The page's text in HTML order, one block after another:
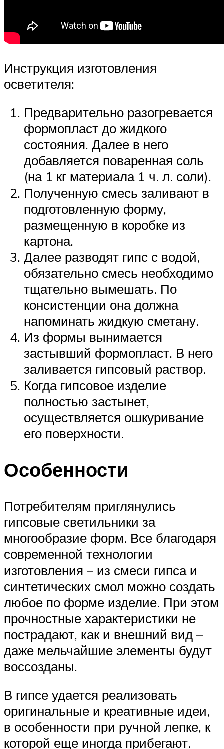
Инструкция изготовления
осветителя:
Предварительно разогревается
формопласт до жидкого
состояния. Далее в него
добавляется поваренная соль
(на 1 кг материала 1 ч. л. соли).
Полученную смесь заливают в
подготовленную форму,
размещенную в коробке из
картона.
Далее разводят гипс с водой,
обязательно смесь необходимо
тщательно вымешать. По
консистенции она должна
напоминать жидкую сметану.
Из формы вынимается
застывший формопласт. В него
заливается гипсовый раствор.
Когда гипсовое изделие
полностью застынет,
осуществляется ошкуривание
его поверхности.
Особенности
Потребителям приглянулись
гипсовые светильники за
многообразие форм. Все благодаря
современной технологии
изготовления – из смеси гипса и
синтетических смол можно создать
любое по форме изделие. При этом
прочностные характеристики не
пострадают, как и внешний вид –
даже мельчайшие элементы будут
воссозданы.
В гипсе удается реализовать
оригинальные и креативные идеи,
в особенности при ручной лепке, к
которой еще иногда прибегают.